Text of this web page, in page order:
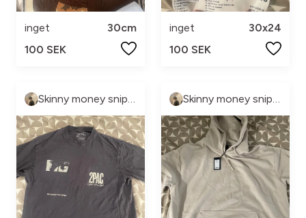
inget
30cm
100 SEK
inget
30x24
100 SEK
Skinny money sniper Skinny money sniper